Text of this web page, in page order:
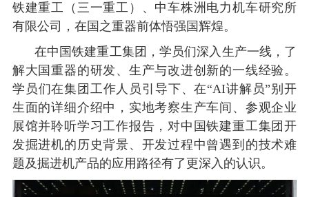
铁建重工（三一重工）、中车株洲电力机车研究所
有限公司，在国之重器前体悟强国辉煌。
在中国铁建重工集团，学员们深入生产一线，了
解大国重器的研发、生产与改进创新的一线经验。
学员们在集团工作人员引导下、在“AI讲解员”别开
生面的详细介绍中，实地考察生产车间、参观企业
展馆并聆听学习工作报告，对中国铁建重工集团开
发掘进机的历史背景、开发过程中曾遇到的技术难
题及掘进机产品的应用路径有了更深入的认识。